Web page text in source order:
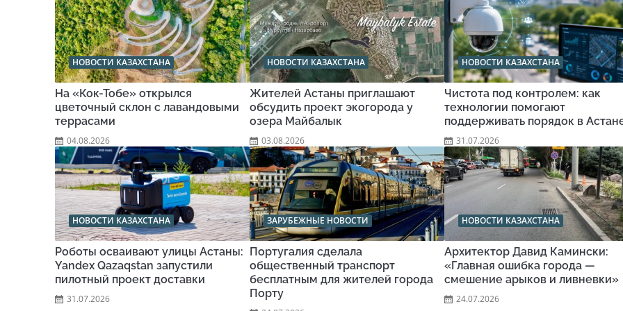
НОВОСТИ КАЗАХСТАНА
На «Кок-Тобе» открылся
цветочный склон с лавандовыми
террасами
04.08.2026
НОВОСТИ КАЗАХСТАНА
Жителей Астаны приглашают
обсудить проект экогорода у
озера Майбалык
03.08.2026
НОВОСТИ КАЗАХСТАНА
Чистота под контролем: как
технологии помогают
поддерживать порядок в
31.07.2026
НОВОСТИ КАЗАХСТАНА
Роботы осваивают улицы Астаны:
Yandex Qazaqstan запустили
пилотный проект доставки
31.07.2026
ЗАРУБЕЖНЫЕ НОВОСТИ
Португалия сделала
общественный транспорт
бесплатным для жителей города
Порту
НОВОСТИ КАЗАХСТАНА
Архитектор Давид Камински:
«Главная ошибка города —
смешение арыков и ливневки»
24.07.2026